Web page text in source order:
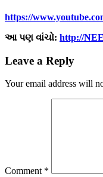
https://
આ પણ વાંચો: http://
Leave a Reply
Your email address will
Comment *